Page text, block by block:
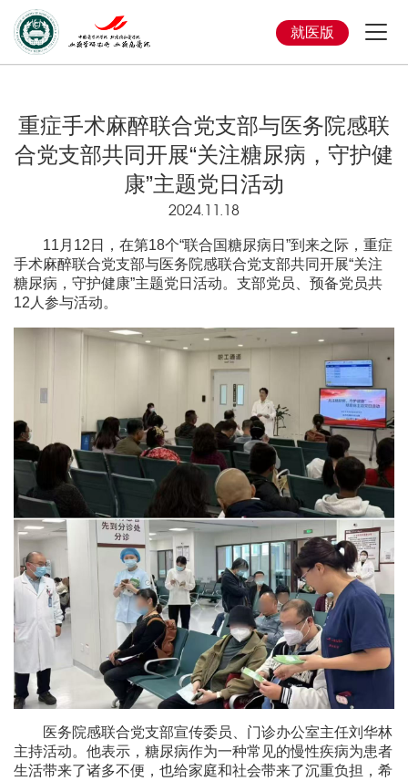
就医版
重症手术麻醉联合党支部与医务院感联
合党支部共同开展“关注糖尿病，守护健
康”主题党日活动
2024.11.18
11月12日，在第18个“联合国糖尿病日”到来之际，重症
手术麻醉联合党支部与医务院感联合党支部共同开展“关注
糖尿病，守护健康”主题党日活动。支部党员、预备党员共
12人参与活动。
医务院感联合党支部宣传委员、门诊办公室主任刘华林
主持活动。他表示，糖尿病作为一种常见的慢性疾病为患者
生活带来了诸多不便，也给家庭和社会带来了沉重负担，希